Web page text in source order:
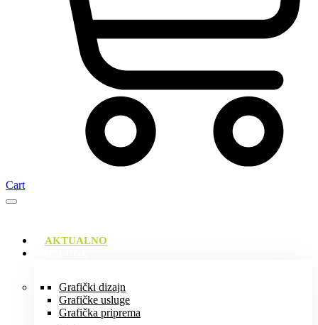
Cart
AKTUALNO
Grafički dizajn
Grafičke usluge
Grafička priprema